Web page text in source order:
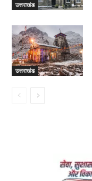
उत्तराखंड
उत्तराखंड